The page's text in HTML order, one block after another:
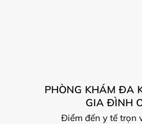
PHÒNG KHÁM ĐA
GIA ĐÌNH
Điểm đến y tế trọn